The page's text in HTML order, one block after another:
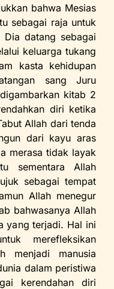
bahwa Mesias
sebagai raja untuk
Dia datang sebagai
keluarga tukang
kasta kehidupan
sang Juru
kitab 2
diri ketika
Allah dari tenda
dari kayu aras
merasa tidak layak
sementara Allah
sebagai tempat
Allah menegur
bahwasanya Allah
yang terjadi. Hal ini
merefleksikan
menjadi manusia
dalam peristiwa
kerendahan diri